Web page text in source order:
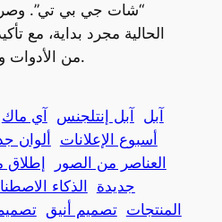
“شات جي بي تي”.
الحالية مجرد بداية، مع
من الأدوات والميزات في المستقبل.
آبل آبل إنتلجنس آي ماك
أسبوع الإعلانات ألوان
العناصر من الصور
إطلاق
جديدة الذكاء
المنتجات تصميم أنيق